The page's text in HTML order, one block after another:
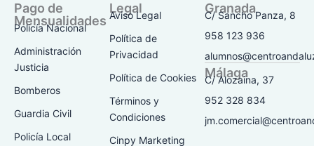
b
o
o
k
-
f
a
g
r
a
m
k
b
Pago de
Mensualidades
Policía Nacional
Administración
Justicia
Bomberos
Guardia Civil
Policía Local
Legal
Aviso Legal
Política de
Privacidad
Política de Cookies
Términos y
Condiciones
Cinpy Marketing
Granada
C/ Sancho Panza, 8
958 123 936
Málaga
C/ Alozaina, 37
952 328 834